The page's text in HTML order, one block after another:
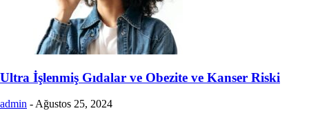
Ultra İşlenmiş Gıdalar ve Obezite ve Kanser Riski
admin -Ağustos 25, 2024